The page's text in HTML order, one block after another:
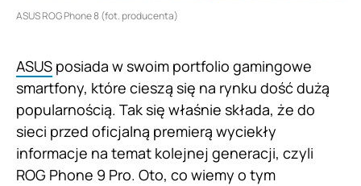
ASUS ROG Phone 8 (fot. producenta)
ASUS posiada w swoim portfolio gamingowe
smartfony, które cieszą się na rynku dość dużą
popularnością. Tak się właśnie składa, że do
sieci przed oficjalną premierą wyciekły
informacje na temat kolejnej generacji, czyli
ROG Phone 9 Pro. Oto, co wiemy o tym